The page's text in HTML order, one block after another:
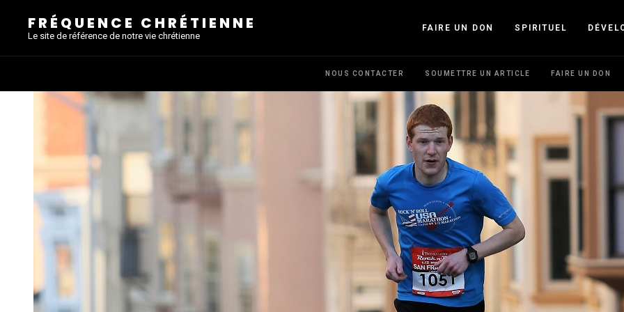
FRÉQUENCE CHRÉTIENNE
Le site de référence de notre vie chrétienne
FAIRE UN DON SPIRITUEL
NOUS CONTACTER SOUMETTRE UN ARTICLE FAIRE UN DON